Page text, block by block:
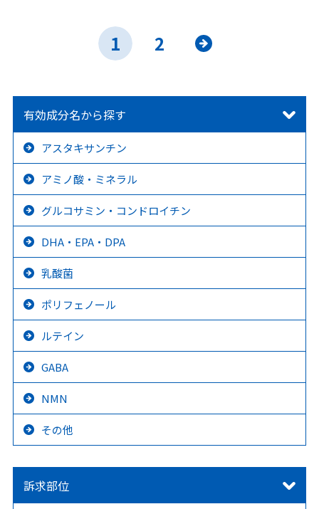
1 2
有効成分名から探す
アスタキサンチン
アミノ酸・ミネラル
グルコサミン・コンドロイチン
DHA・EPA・DPA
乳酸菌
ポリフェノール
ルテイン
GABA
NMN
その他
訴求部位